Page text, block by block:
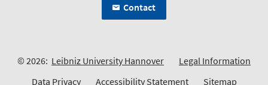
Contact
© 2026: Leibniz University Hannover
Legal Information
Data Privacy
Accessibility Statement Sitemap